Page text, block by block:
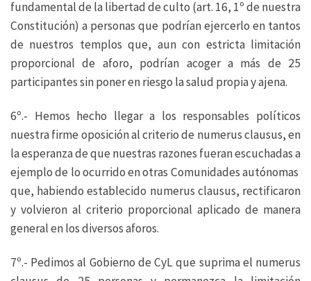
fundamental de la libertad de culto (art. 16, 1º de nuestra
Constitución) a personas que podrían ejercerlo en tantos
de nuestros templos que, aun con estricta limitación
proporcional de aforo, podrían acoger a más de 25
participantes sin poner en riesgo la salud propia y ajena.
6º.- Hemos hecho llegar a los responsables políticos
nuestra firme oposición al criterio de numerus clausus, en
la esperanza de que nuestras razones fueran escuchadas a
ejemplo de lo ocurrido en otras Comunidades autónomas
que, habiendo establecido numerus clausus, rectificaron
y volvieron al criterio proporcional aplicado de manera
general en los diversos aforos.
7º.- Pedimos al Gobierno de CyL que suprima el numerus